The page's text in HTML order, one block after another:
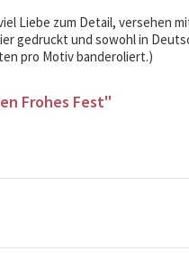
Liebe zum Detail, versehen
gedruckt und sowohl in
pro Motiv banderoliert.)
Frohes Fest"